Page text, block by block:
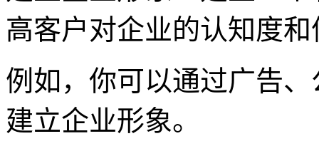
高客户对企业的认知度
例如，你可以通过广告
建立企业形象。